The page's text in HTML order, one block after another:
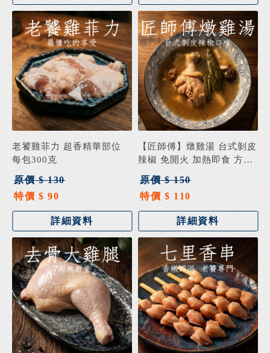
老饕雞菲力 超香精華部位
每包300克
原價 $ 130
特價 $ 90
詳細資料
【匠師傅】燉雞湯 台式剝皮
辣椒 免開火 加熱即食 方便
料理 微波
原價 $ 150
特價 $ 110
詳細資料